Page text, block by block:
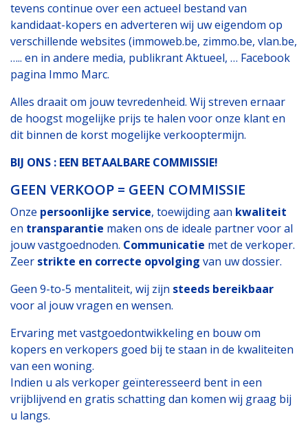
tevens continue over een actueel bestand van
kandidaat-kopers en adverteren wij uw eigendom op
verschillende websites (immoweb.be, zimmo.be, vlan.be,
….. en in andere media, publikrant Aktueel, … Facebook
pagina Immo Marc.
Alles draait om jouw tevredenheid. Wij streven ernaar
de hoogst mogelijke prijs te halen voor onze klant en
dit binnen de korst mogelijke verkooptermijn.
BIJ ONS : EEN BETAALBARE COMMISSIE!
GEEN VERKOOP = GEEN COMMISSIE
Onze persoonlijke service, toewijding aan kwaliteit
en transparantie maken ons de ideale partner voor al
jouw vastgoednoden. Communicatie met de verkoper.
Zeer strikte en correcte opvolging van uw dossier.
Geen 9-to-5 mentaliteit, wij zijn steeds bereikbaar
voor al jouw vragen en wensen.
Ervaring met vastgoedontwikkeling en bouw om
kopers en verkopers goed bij te staan in de kwaliteiten
van een woning.
Indien u als verkoper geïnteresseerd bent in een
vrijblijvend en gratis schatting dan komen wij graag bij
u langs.